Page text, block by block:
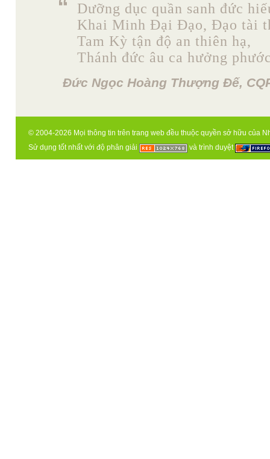
Dưỡng dục quần sanh đức
Khai Minh Đại Đạo, Đạo tài
Tam Kỳ tận độ an thiên hạ,
Thánh đức âu ca hưởng
Đức Ngọc Hoàng Thượng Đế,
© 2004-2026 Mọi thông tin trên trang web đều thuộc quyền sở hữu của
Sử dụng tốt nhất với độ phân giải
và trình duyệt